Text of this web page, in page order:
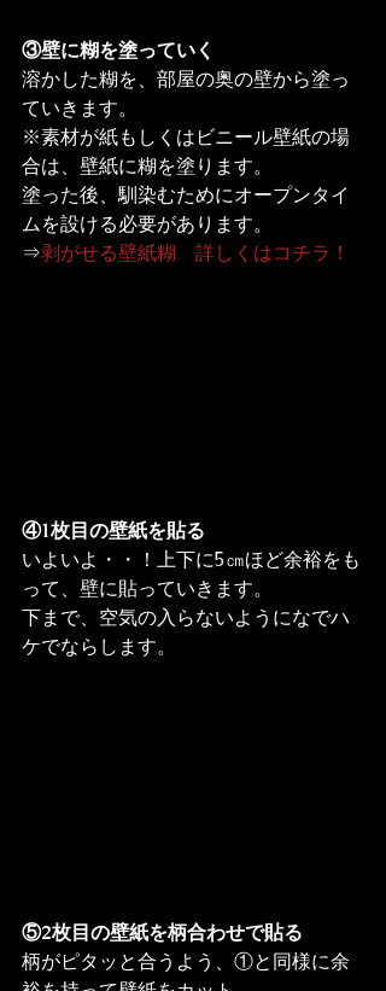
③壁に糊を塗っていく
溶かした糊を、部屋の奥の壁から塗っ
ていきます。
※素材が紙もしくはビニール壁紙の場
合は、壁紙に糊を塗ります。
塗った後、馴染むためにオープンタイ
ムを設ける必要があります。
⇒剥がせる壁紙糊　詳しくはコチラ！
④1枚目の壁紙を貼る
いよいよ・・！上下に5㎝ほど余裕をも
って、壁に貼っていきます。
下まで、空気の入らないようになでハ
ケでならします。
⑤2枚目の壁紙を柄合わせで貼る
柄がピタッと合うよう、①と同様に余